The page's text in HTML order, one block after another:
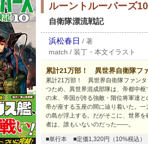
ルーントルーパーズ10
自衛隊漂流戦記
浜松春日 / 著
match / 装丁・本文イラスト
累計21万部！ 異世界自衛隊フ
累計21万部！ 異世界自衛隊ファン
つため、異世界混成部隊は、帝都中
の末、帝国が誇る強敵・階位将軍達
帝が座する玉座の間に辿り着いた。
の島が浮上する。だがそこに、世界
者は、誰もいないのだった――。
■単行本 ■定価1,320円（10%税込）